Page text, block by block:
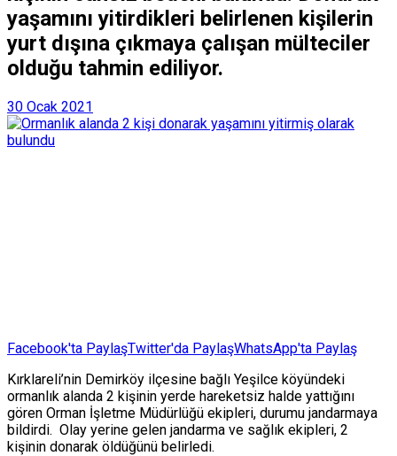
yaşamını yitirdikleri belirlenen kişilerin
yurt dışına çıkmaya çalışan mülteciler
olduğu tahmin ediliyor.
30 Ocak 2021
Facebook'ta PaylaşTwitter'da PaylaşWhatsApp'ta Paylaş
Kırklareli’nin Demirköy ilçesine bağlı Yeşilce köyündeki
ormanlık alanda 2 kişinin yerde hareketsiz halde yattığını
gören Orman İşletme Müdürlüğü ekipleri, durumu jandarmaya
bildirdi. Olay yerine gelen jandarma ve sağlık ekipleri, 2
kişinin donarak öldüğünü belirledi.